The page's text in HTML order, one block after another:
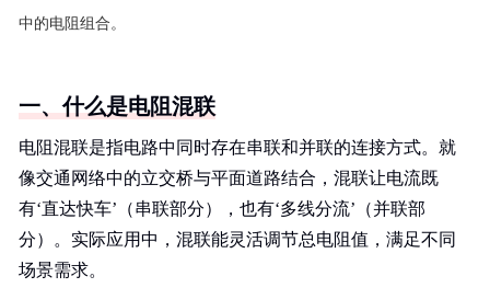
中的电阻组合。
一、什么是电阻混联
电阻混联是指电路中同时存在串联和并联的连接方式。就
像交通网络中的立交桥与平面道路结合，混联让电流既
有‘直达快车’（串联部分），也有‘多线分流’（并联部
分）。实际应用中，混联能灵活调节总电阻值，满足不同
场景需求。